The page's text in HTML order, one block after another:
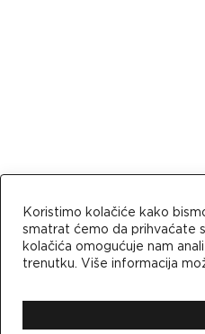
Koristimo kolačiće kako
smatrat ćemo da prihvaćate
kolačića omogućuje nam
trenutku. Više informacija